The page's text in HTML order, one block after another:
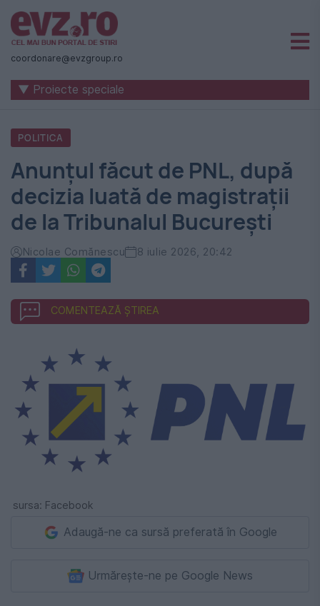
Știri
naționale
internaționale
România
-
Evenimentul
Zilei
coordonare@evzgroup.ro
▼ Proiecte speciale
POLITICA
Anunțul făcut de PNL, după
decizia luată de magistrații
de la Tribunalul București
Nicolae Comănescu 8 iulie 2026, 20:42
COMENTEAZĂ ȘTIREA
sursa: Facebook
Adaugă-ne ca sursă preferată în Google
Urmărește-ne pe Google News